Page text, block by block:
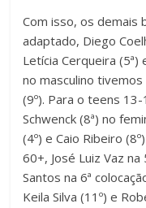
Com isso, os demais
adaptado, Diego
Letícia Cerqueira (5ª)
no masculino
(9º). Para o teens
Schwenck (8ª) no
(4º) e Caio Ribeiro
60+, José Luiz Vaz na
Santos na 6ª
Keila Silva (11º) e